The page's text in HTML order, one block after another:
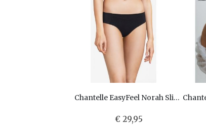
Chantelle EasyFeel Norah Slip C13FA0
€ 29,95